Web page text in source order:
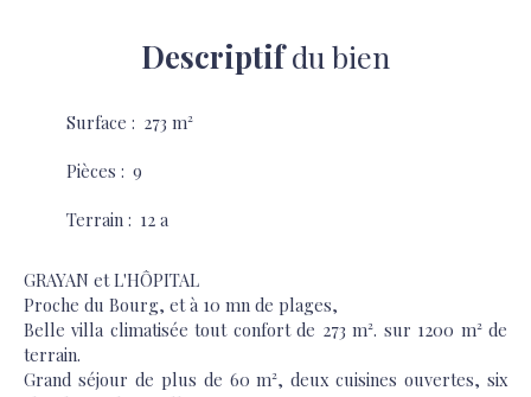
Descriptifdu bien
Surface : 273 m²
Pièces : 9
Terrain : 12 a
GRAYAN et L'HÔPITAL
Proche du Bourg, et à 10 mn de plages,
Belle villa climatisée tout confort de 273 m². sur 1200 m² de
terrain.
Grand séjour de plus de 60 m², deux cuisines ouvertes, six